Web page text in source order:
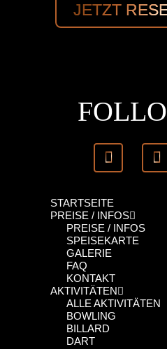
JETZT
STARTSEITE
PREISE / INFOS
PREISE / INFOS
SPEISEKARTE
GALERIE
FAQ
KONTAKT
AKTIVITÄTEN
ALLE AKTIVITÄTEN
BOWLING
BILLARD
DART